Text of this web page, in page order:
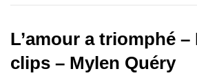
L’amour a triomphé –
clips – Mylen Quéry